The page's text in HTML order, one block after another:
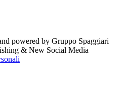
powered by Gruppo Spaggiari
& New Social Media